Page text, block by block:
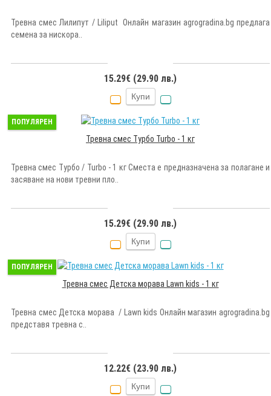
Тревна смес Лилипут / Liliput Онлайн магазин agrogradina.bg предлага
семена за нискора..
15.29€ (29.90 лв.)
Купи
ПОПУЛЯРЕН
Тревна смес Турбо Turbo - 1 кг
Тревна смес Турбо / Turbo - 1 кг Сместа е предназначена за полагане и
засяване на нови тревни пло..
15.29€ (29.90 лв.)
Купи
ПОПУЛЯРЕН
Тревна смес Детска морава Lawn kids - 1 кг
Тревна смес Детска морава / Lawn kids Онлайн магазин agrogradina.bg
представя тревна с..
12.22€ (23.90 лв.)
Купи